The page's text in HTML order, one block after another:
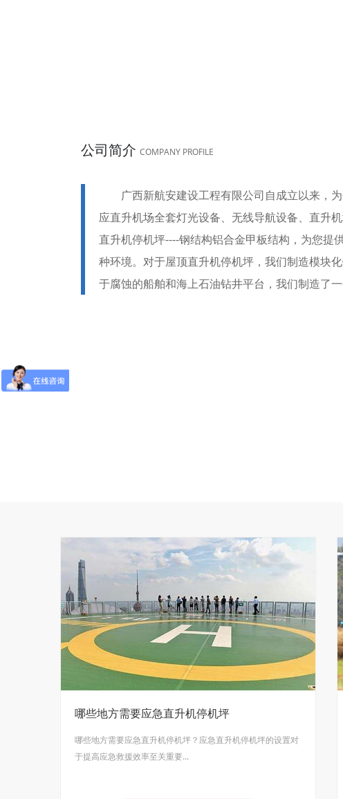
公司简介 COMPANY PROFILE
广西新航安建设工程有限公司自成立以来，
应直升机场全套灯光设备、无线导航设备、直升
直升机停机坪----钢结构铝合金甲板结构，为您
种环境。对于屋顶直升机停机坪，我们制造模块
于腐蚀的船舶和海上石油钻井平台，我们制造了
哪些地方需要应急直升机停机坪
哪些地方需要应急直升机停机坪？应急直升机停机坪的设置对
于提高应急救援效率至关重要...